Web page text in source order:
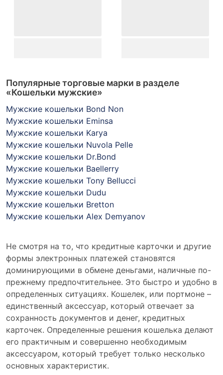
Популярные торговые марки в разделе
«Кошельки мужские»
Мужские кошельки Bond Non
Мужские кошельки Eminsa
Мужские кошельки Karya
Мужские кошельки Nuvola Pelle
Мужские кошельки Dr.Bond
Мужские кошельки Baellerry
Мужские кошельки Tony Bellucci
Мужские кошельки Dudu
Мужские кошельки Bretton
Мужские кошельки Alex Demyanov
Не смотря на то, что кредитные карточки и другие
формы электронных платежей становятся
доминирующими в обмене деньгами, наличные по-
прежнему предпочтительнее. Это быстро и удобно в
определенных ситуациях. Кошелек, или портмоне –
единственный аксессуар, который отвечает за
сохранность документов и денег, кредитных
карточек. Определенные решения кошелька делают
его практичным и совершенно необходимым
аксессуаром, который требует только несколько
основных характеристик.